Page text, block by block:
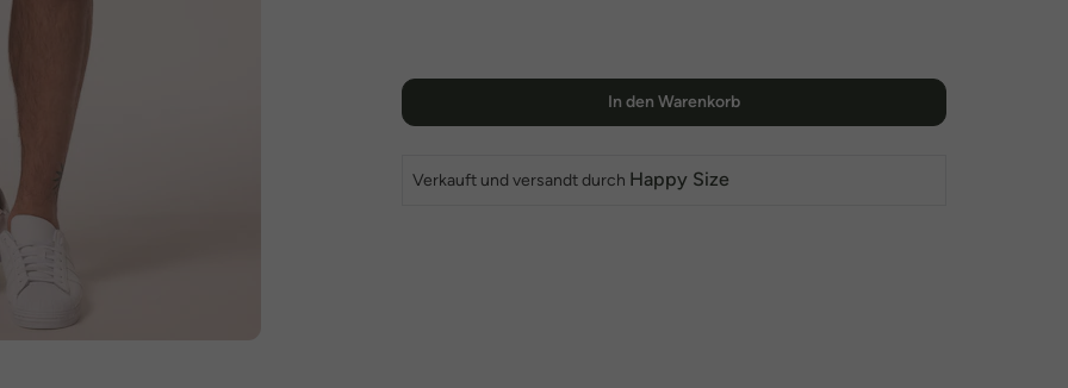
In den Warenkorb
Verkauft und versandt durch Happy Size